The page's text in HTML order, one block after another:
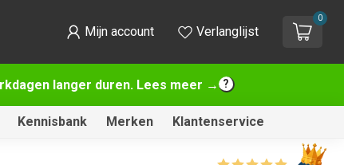
langer duren. Lees meer →
Mijn account Verlanglijst
0
Kennisbank Merken Klantenservice